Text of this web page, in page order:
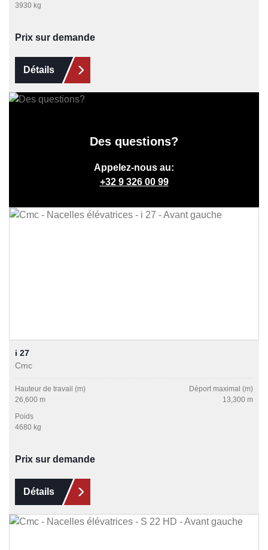
Des questions?
Appelez-nous au:
+32 9 326 00 99
3930 kg
Prix sur demande
Détails
i 27
Cmc
Hauteur de travail (m)
26,600 m
Déport maximal (m)
13,300 m
Poids
4680 kg
Prix sur demande
Détails